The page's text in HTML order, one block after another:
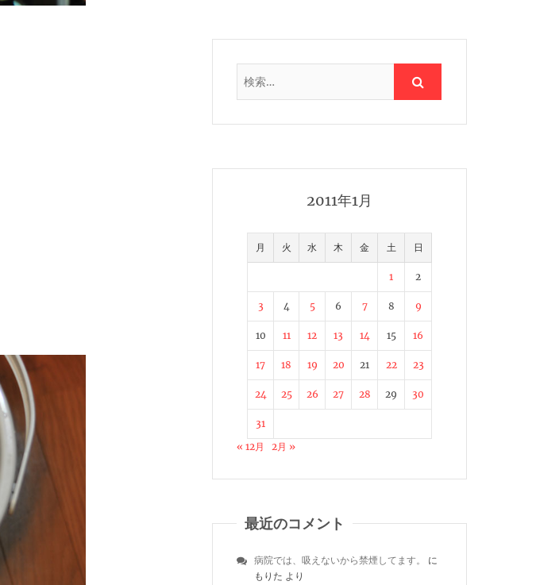
2011年1月
月 火 水 木 金 土 日
1 2
3 4 5 6 7 8 9
10 11 12 13 14 15 16
17 18 19 20 21 22 23
24 25 26 27 28 29 30
31
« 12月
2月 »
最近のコメント
病院では、吸えないから禁煙してます。
に
もりた より